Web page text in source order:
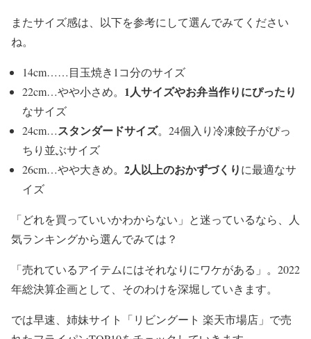
またサイズ感は、以下を参考にして選んでみてください
ね。
14cm……目玉焼き1コ分のサイズ
22cm…やや小さめ。 1人サイズやお弁当作りにぴったり
なサイズ
24cm…スタンダードサイズ。24個入り冷凍餃子がぴっ
ちり並ぶサイズ
26cm…やや大きめ。 2人以上のおかずづくりに最適なサ
イズ
「どれを買っていいかわからない」と迷っているなら、人
気ランキングから選んでみては？
「売れているアイテムにはそれなりにワケがある」。2022
年総決算企画として、そのわけを深堀していきます。
では早速、姉妹サイト「リビングート 楽天市場店」で売